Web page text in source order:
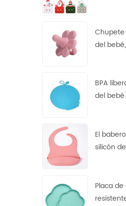
juguete
llavero
del
de
BPA
del
FDA
El
silicón
del
Placa